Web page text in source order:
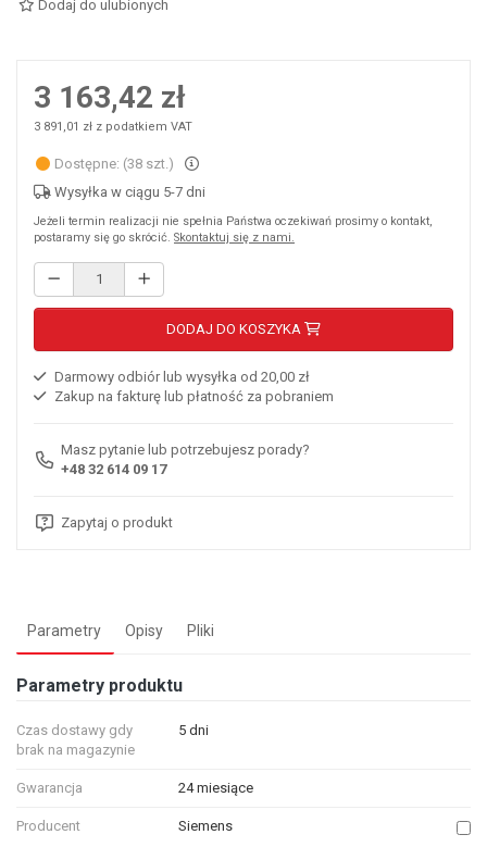
Dodaj do ulubionych
3 163,42 zł
3 891,01 zł z podatkiem VAT
Dostępne: (38 szt.)
Wysyłka w ciągu 5-7 dni
Jeżeli termin realizacji nie spełnia Państwa oczekiwań prosimy o kontakt,
postaramy się go skrócić. Skontaktuj się z nami.
DODAJ DO KOSZYKA
Darmowy odbiór lub wysyłka od 20,00 zł
Zakup na fakturę lub płatność za pobraniem
Masz pytanie lub potrzebujesz porady?
+48 32 614 09 17
Zapytaj o produkt
Parametry Opisy Pliki
Parametry produktu
Czas dostawy gdy
brak na magazynie
5 dni
Gwarancja 24 miesiące
Producent Siemens